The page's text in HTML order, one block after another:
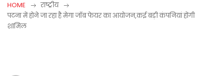
HOME
राष्ट्रीय
पटना में होने जा रहा है मेगा जॉब फेयर का आयोजन,कई बड़ी कंपनियां होंगी
शामिल